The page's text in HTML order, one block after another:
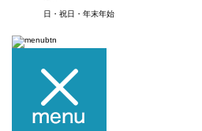
日・祝日・年末年始